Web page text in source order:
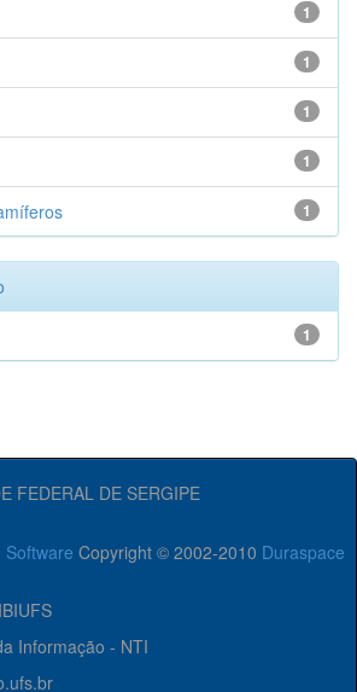
1
1
1
1
1
1
FEDERAL DE SERGIPE
Software Copyright © 2002-2010 Duraspace
Informação - NTI